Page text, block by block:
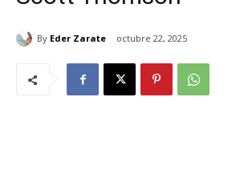
By Eder Zarate octubre 22, 2025